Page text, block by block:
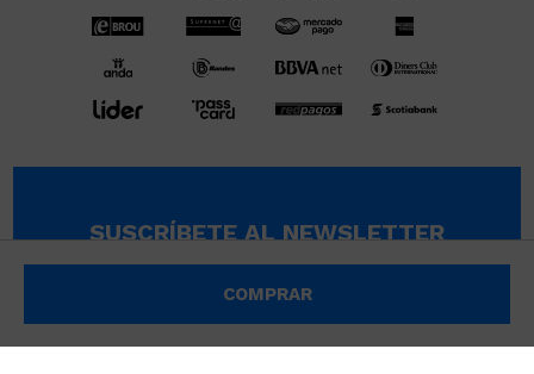
COMPRAR
SUSCRÍBETE AL NEWSLETTER